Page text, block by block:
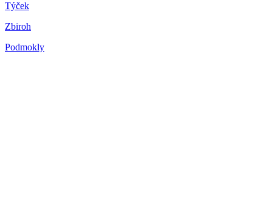
Týček
Zbiroh
Podmokly